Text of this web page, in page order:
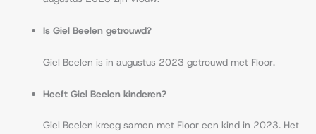
Is Giel Beelen getrouwd?
Giel Beelen is in augustus 2023 getrouwd met Floor.
Heeft Giel Beelen kinderen?
Giel Beelen kreeg samen met Floor een kind in 2023. Het